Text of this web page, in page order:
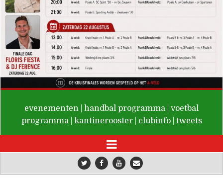
De Valken
evenementen handbal programma
voetbal
programma
kantinerooster clubinfo tweets